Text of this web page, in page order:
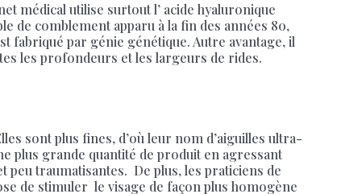
médical utilise surtout l’ acide hyaluronique
de comblement apparu à la fin des années 80,
fabriqué par génie génétique. Autre avantage, il
les profondeurs et les largeurs de rides.
sont plus fines, d’où leur nom d’aiguilles ultra-
plus grande quantité de produit en agressant
peu traumatisantes. De plus, les praticiens de
de stimuler le visage de façon plus homogène